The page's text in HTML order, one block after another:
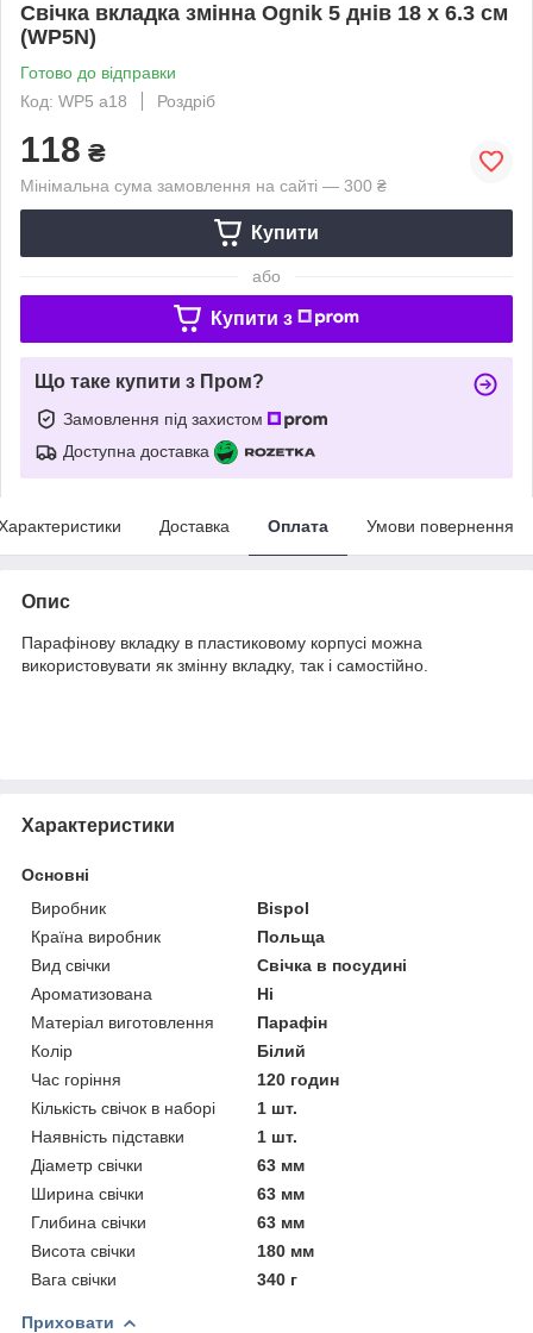
Свічка вкладка змінна Ognik 5 днів 18 х 6.3 см
(WP5N)
Готово до відправки
Код: WP5 a18
Роздріб
118 ₴
Мінімальна сума замовлення на сайті — 300 ₴
Купити
або
Купити з
Що таке купити з Пром?
Замовлення під захистом
Доступна доставка
Доставка Оплата Умови повернення
Опис
Парафінову вкладку в пластиковому корпусі можна
використовувати як змінну вкладку, так і самостійно.
Характеристики
Основні
Виробник
Bispol
Країна виробник
Польща
Вид свічки
Свічка в посудині
Ароматизована
Ні
Матеріал виготовлення
Парафін
Колір
Білий
Час горіння
120 годин
Кількість свічок в наборі
1 шт.
Наявність підставки
1 шт.
Діаметр свічки
63 мм
Ширина свічки
63 мм
Глибина свічки
63 мм
Висота свічки
180 мм
Вага свічки
340 г
Приховати